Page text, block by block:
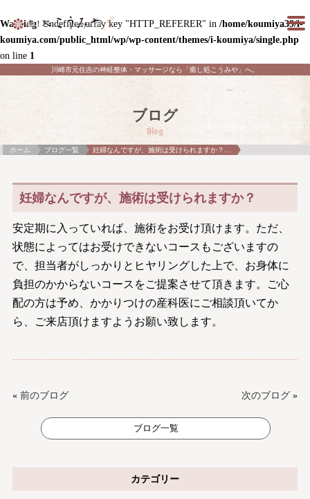
Warning: Undefined array key "HTTP_REFERER" in /home/koumiya39/i-
koumiya.com/public_html/wp/wp-content/themes/i-koumiya/single.php
on line 1
川崎市元住吉の神経整体・マッサージなら「癒し処こうみや」へ。
ブログ
Blog
ホーム ブログ一覧 妊婦なんですが、施術は受けられますか？...
妊婦なんですが、施術は受けられますか？
安定期に入っていれば、施術をお受け頂けます。ただ、
状態によってはお受けできないコースもございますの
で、担当者がしっかりとヒヤリングした上で、お身体に
負担のかからないコースをご提案させて頂きます。ご心
配の方は予め、かかりつけの産科医にご相談頂いてか
ら、ご来店頂けますようお願い致します。
« 前のブログ 次のブログ »
ブログ一覧
カテゴリー